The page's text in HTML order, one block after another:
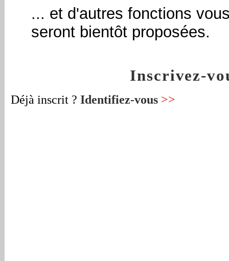
... et d'autres fonctions
seront bientôt proposées.
Inscrivez-
Déjà inscrit ? Identifiez-vous >>